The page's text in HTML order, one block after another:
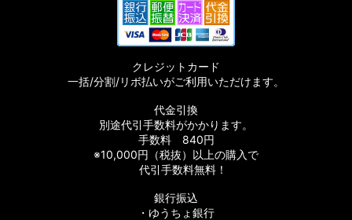
クレジットカード
一括/分割/リボ払いがご利用いただけます。
代金引換
別途代引手数料がかかります。
手数料 840円
※10,000円（税抜）以上の購入で
代引手数料無料！
銀行振込
・ゆうちょ銀行